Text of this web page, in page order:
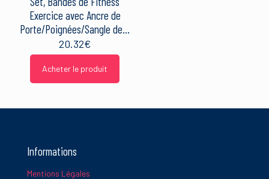
Nom*
plus sur la façon dont les données de vos commentaires sont
Exercice avec Ancre de
Porte/Poignées/Sangle de…
20.32€
Acheter le produit
Informations
Mentions Légales